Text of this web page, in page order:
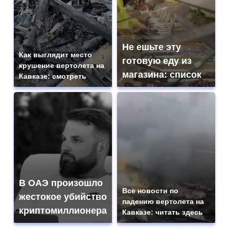
Как выглядит место
крушение вертолета на
Кавказе: смотреть
Не ешьте эту
готовую еду из
магазина: список
В ОАЭ произошло
жестокое убийство
криптомиллионера
Все новости по
падению вертолета на
Кавказе: читать здесь